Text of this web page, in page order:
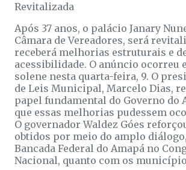
Revitalizada
Após 37 anos, o palácio Janary
Câmara de Vereadores, será
receberá melhorias estruturais e
acessibilidade. O anúncio ocorreu
solene nesta quarta-feira, 9. O
de Leis Municipal, Marcelo Dias,
papel fundamental do Governo do
que essas melhorias pudessem
O governador Waldez Góes
obtidos por meio do amplo
Bancada Federal do Amapá no
Nacional, quanto com os